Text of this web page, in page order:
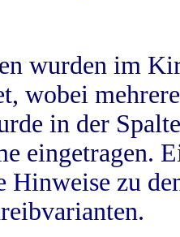
wurden im
wobei
in der
eingetragen.
Hinweise zu